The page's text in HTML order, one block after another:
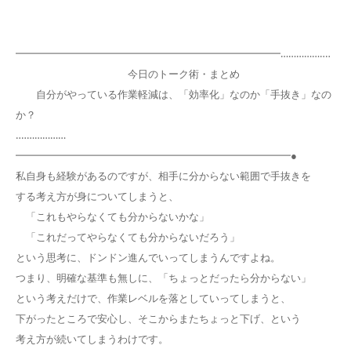
━━━━━━━━━━━━━━━━━━━━━━━━━━……………‥‥
今日のトーク術・まとめ
自分がやっている作業軽減は、「効率化」なのか「手抜き」なの
か？
‥‥……………
━━━━━━━━━━━━━━━━━━━━━━━━━━━●
私自身も経験があるのですが、相手に分からない範囲で手抜きを
する考え方が身についてしまうと、
「これもやらなくても分からないかな」
「これだってやらなくても分からないだろう」
という思考に、ドンドン進んでいってしまうんですよね。
つまり、明確な基準も無しに、「ちょっとだったら分からない」
という考えだけで、作業レベルを落としていってしまうと、
下がったところで安心し、そこからまたちょっと下げ、という
考え方が続いてしまうわけです。